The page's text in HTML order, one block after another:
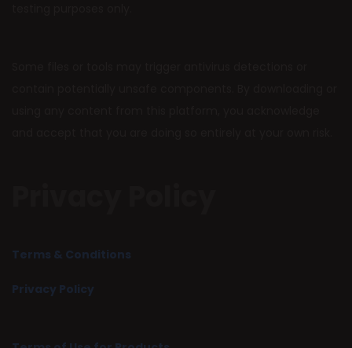
Terms & Conditions
Privacy Policy